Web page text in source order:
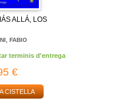
ALLÁ, LOS
FABIO
terminis d'entrega
€
CISTELLA